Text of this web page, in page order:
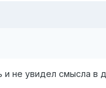
и не увидел смысла в